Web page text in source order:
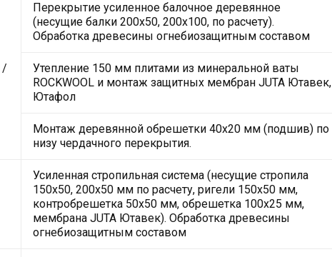
/
Перекрытие усиленное балочное деревянное
(несущие балки 200х50, 200х100, по расчету).
Обработка древесины огнебиозащитным составом
Утепление 150 мм плитами из минеральной ваты
ROCKWOOL и монтаж защитных мембран JUTA Ютавек,
Ютафол
Монтаж деревянной обрешетки 40х20 мм (подшив) по
низу чердачного перекрытия.
Усиленная стропильная система (несущие стропила
150х50, 200х50 мм по расчету, ригели 150х50 мм,
контробрешетка 50х50 мм, обрешетка 100х25 мм,
мембрана JUTA Ютавек). Обработка древесины
огнебиозащитным составом